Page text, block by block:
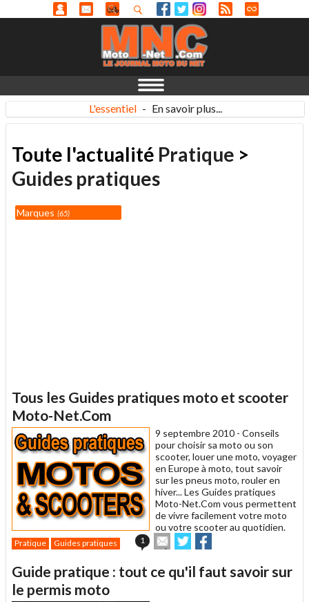
L'essentiel - En savoir plus...
Toute l'actualité Pratique >
Guides pratiques
Marques 65
Tous les Guides pratiques moto et scooter
Moto-Net.Com
9 septembre 2010 - Conseils
pour choisir sa moto ou son
scooter, louer une moto, voyager
en Europe à moto, tout savoir
sur les pneus moto, rouler en
hiver... Les Guides pratiques
Moto-Net.Com vous permettent
de vivre facilement votre moto
ou votre scooter au quotidien.
Pratique Guides pratiques 1
Envoyer
cet
à
Partager
sur sur
Guide pratique : tout ce qu'il faut savoir sur
le permis moto